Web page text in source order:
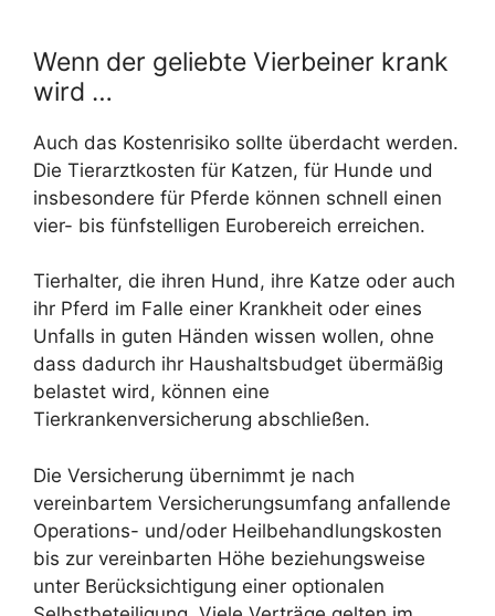
Wenn der geliebte Vierbeiner krank
wird …
Auch das Kostenrisiko sollte überdacht werden.
Die Tierarztkosten für Katzen, für Hunde und
insbesondere für Pferde können schnell einen
vier- bis fünfstelligen Eurobereich erreichen.
Tierhalter, die ihren Hund, ihre Katze oder auch
ihr Pferd im Falle einer Krankheit oder eines
Unfalls in guten Händen wissen wollen, ohne
dass dadurch ihr Haushaltsbudget übermäßig
belastet wird, können eine
Tierkrankenversicherung abschließen.
Die Versicherung übernimmt je nach
vereinbartem Versicherungsumfang anfallende
Operations- und/oder Heilbehandlungskosten
bis zur vereinbarten Höhe beziehungsweise
unter Berücksichtigung einer optionalen